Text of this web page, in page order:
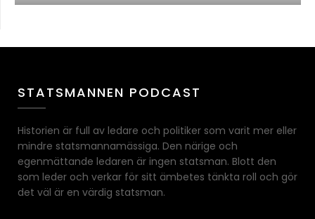
STATSMANNEN PODCAST
Historien är full av ledare och politiker som varit mer eller
mindre statsmannamässiga. Den närige och
egenmättande ledaren är ingen statsman. Blott den
som leder och verkar för sitt ämbetes tänkta roll och gör
det väl är en värdig statsman.